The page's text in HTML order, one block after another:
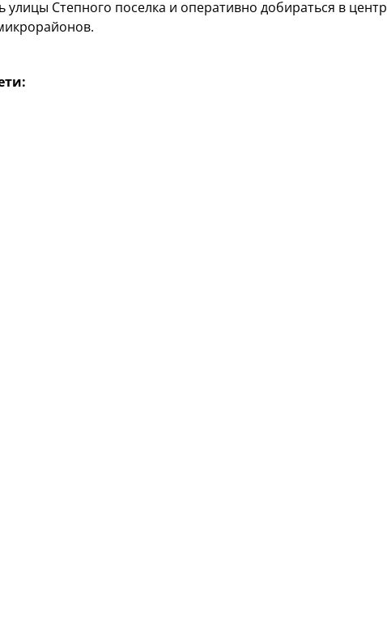
улицы Степного поселка и оперативно добираться в центр